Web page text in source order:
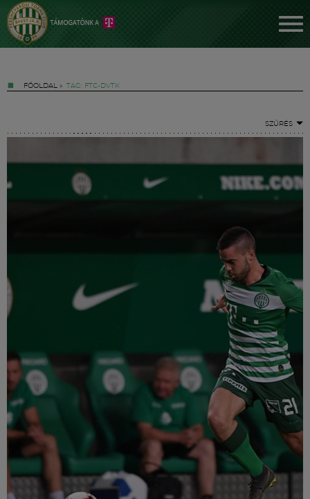
FŐOLDAL » TAG: FTC-DVTK
SZŰRÉS
Labdarúgás
Szakosztályok
Meccscenter
Klub
Szolgáltatások